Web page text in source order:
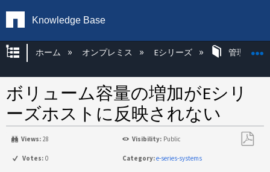
Knowledge Base
グローバル階層を展開/折りたたむ
ホーム オンプレミス Eシリーズ 管理アプ
ボリューム容量の増加がEシリ
ーズホストに反映されない
Views: 28 Visibility: Public
Votes: 0 Category:e-series-systems